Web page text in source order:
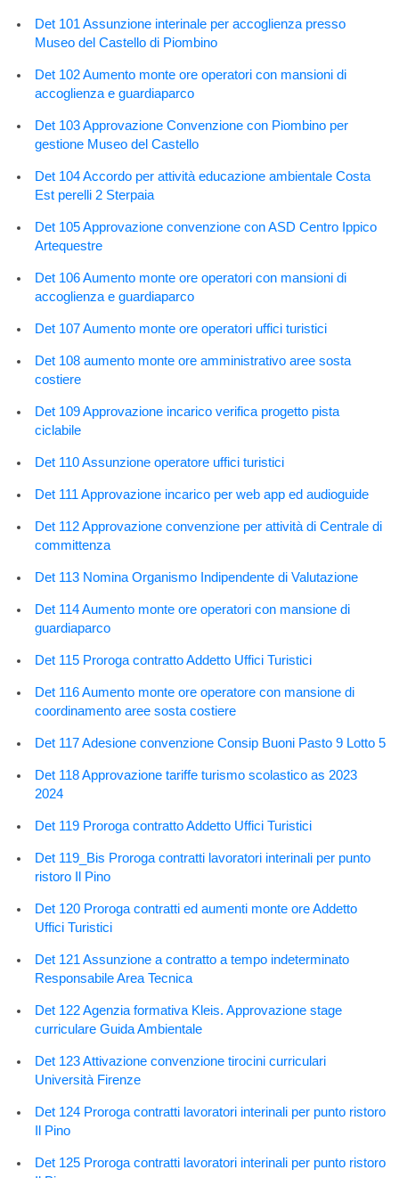
Det 101 Assunzione interinale per accoglienza presso
Museo del Castello di Piombino
Det 102 Aumento monte ore operatori con mansioni di
accoglienza e guardiaparco
Det 103 Approvazione Convenzione con Piombino per
gestione Museo del Castello
Det 104 Accordo per attività educazione ambientale Costa
Est perelli 2 Sterpaia
Det 105 Approvazione convenzione con ASD Centro Ippico
Artequestre
Det 106 Aumento monte ore operatori con mansioni di
accoglienza e guardiaparco
Det 107 Aumento monte ore operatori uffici turistici
Det 108 aumento monte ore amministrativo aree sosta
costiere
Det 109 Approvazione incarico verifica progetto pista
ciclabile
Det 110 Assunzione operatore uffici turistici
Det 111 Approvazione incarico per web app ed audioguide
Det 112 Approvazione convenzione per attività di Centrale di
committenza
Det 113 Nomina Organismo Indipendente di Valutazione
Det 114 Aumento monte ore operatori con mansione di
guardiaparco
Det 115 Proroga contratto Addetto Uffici Turistici
Det 116 Aumento monte ore operatore con mansione di
coordinamento aree sosta costiere
Det 117 Adesione convenzione Consip Buoni Pasto 9 Lotto 5
Det 118 Approvazione tariffe turismo scolastico as 2023
2024
Det 119 Proroga contratto Addetto Uffici Turistici
Det 119_Bis Proroga contratti lavoratori interinali per punto
ristoro Il Pino
Det 120 Proroga contratti ed aumenti monte ore Addetto
Uffici Turistici
Det 121 Assunzione a contratto a tempo indeterminato
Responsabile Area Tecnica
Det 122 Agenzia formativa Kleis. Approvazione stage
curriculare Guida Ambientale
Det 123 Attivazione convenzione tirocini curriculari
Università Firenze
Det 124 Proroga contratti lavoratori interinali per punto ristoro
Il Pino
Det 125 Proroga contratti lavoratori interinali per punto ristoro